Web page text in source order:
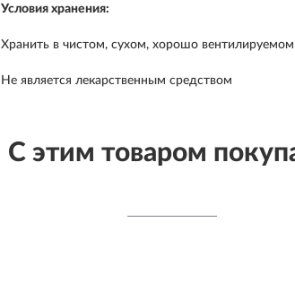
Условия хранения:
Хранить в чистом, сухом, хорошо
Не является лекарственным средством
С этим товаром